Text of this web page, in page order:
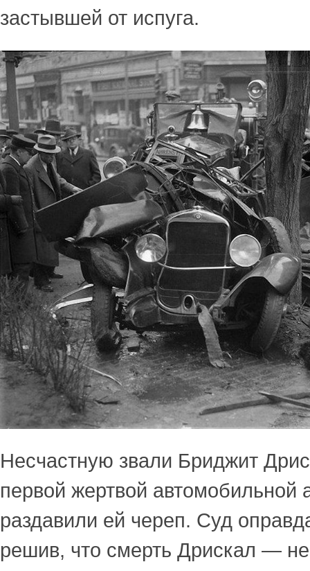
застывшей от испуга.
Несчастную звали Бриджит
первой жертвой автомобильной
раздавили ей череп. Суд
решив, что смерть Дрискал —